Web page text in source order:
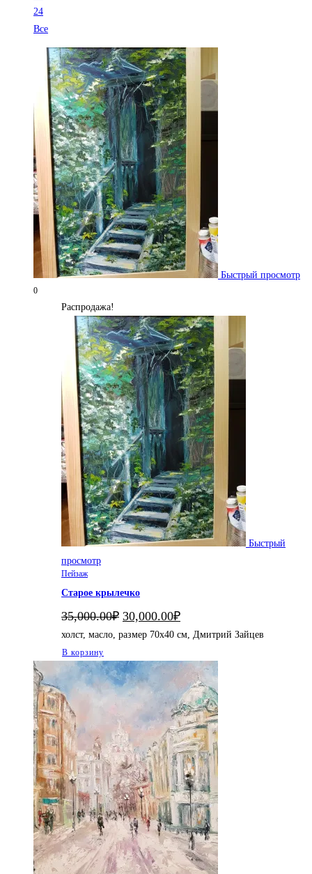
24
Все
Быстрый просмотр
0
Распродажа!
Быстрый
просмотр
Пейзаж
Старое крылечко
35,000.00₽ Первоначальная
цена
составляла
30,000.00₽Текущая
30,000.00₽.
холст, масло, размер 70х40 см, Дмитрий Зайцев
В корзину